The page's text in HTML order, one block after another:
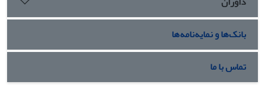
بانک‌ها و نمایه‌نامه‌ها
تماس با ما